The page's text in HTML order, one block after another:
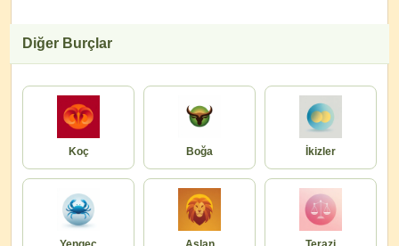
Diğer Burçlar
Koç Boğa İkizler